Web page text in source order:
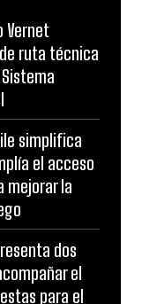
Vernet
ruta técnica
simplifica
el acceso
mejorar la
dos
el
para el